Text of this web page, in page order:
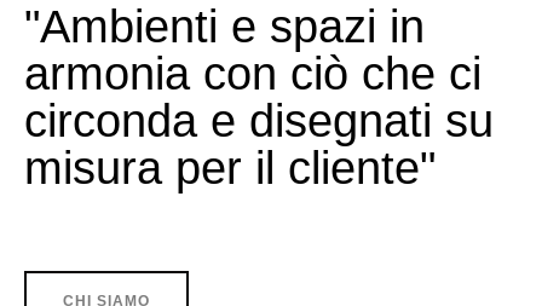
"Ambienti e spazi in
armonia con ciò che ci
circonda e disegnati su
misura per il cliente​"
CHI SIAMO